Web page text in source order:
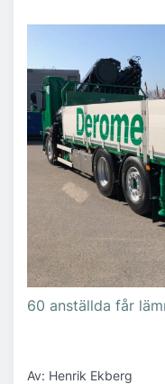
60 anställda får
Av: Henrik Ekberg